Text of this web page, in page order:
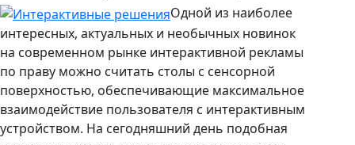
Одной из наиболее
интересных, актуальных и необычных новинок
на современном рынке интерактивной рекламы
по праву можно считать столы с сенсорной
поверхностью, обеспечивающие максимальное
взаимодействие пользователя с интерактивным
устройством. На сегодняшний день подобная